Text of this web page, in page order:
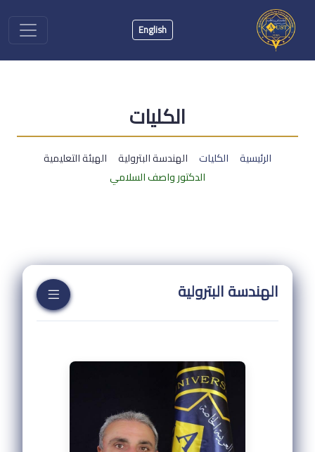
English
الكليات
الرئيسية الكليات الهندسة البترولية
الهيئة التعليمية
الدكتور واصف السلامي
الهندسة البترولية